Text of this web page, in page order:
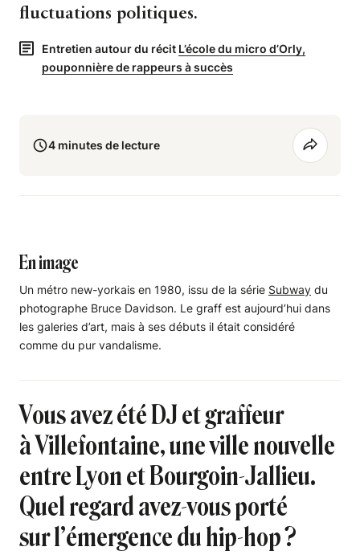
fluctuations politiques.
Entretien autour du récit L’école du micro d’Orly,
pouponnière de rappeurs à succès
4 minutes de lecture
En image
Un métro new-yorkais en 1980, issu de la série Subway du
photographe Bruce Davidson. Le graff est aujourd’hui dans
les galeries d’art, mais à ses débuts il était considéré
comme du pur vandalisme.
Vous avez été DJ et graffeur
à Villefontaine, une ville nouvelle
entre Lyon et Bourgoin-Jallieu.
Quel regard avez-vous porté
sur l’émergence du hip-hop ?